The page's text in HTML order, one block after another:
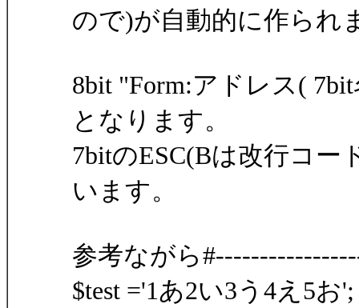
ので)が自動的に作られ
8bit "Form:アドレス(
となります。
7bitのESC(Bは改行コ
います。
参考ながら
$test ='1あ2い3う4え5お';